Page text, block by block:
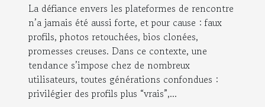
La défiance envers les plateformes de rencontre
n’a jamais été aussi forte, et pour cause : faux
profils, photos retouchées, bios clonées,
promesses creuses. Dans ce contexte, une
tendance s’impose chez de nombreux
utilisateurs, toutes générations confondues :
privilégier des profils plus “vrais”,...